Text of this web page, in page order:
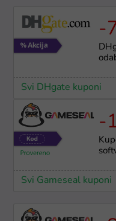
-
Svi DHgate kuponi
-
Svi Gameseal kuponi